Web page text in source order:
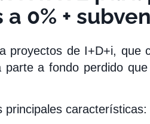
0% +
proyectos de I+D+i, que
a fondo perdido
principales características: